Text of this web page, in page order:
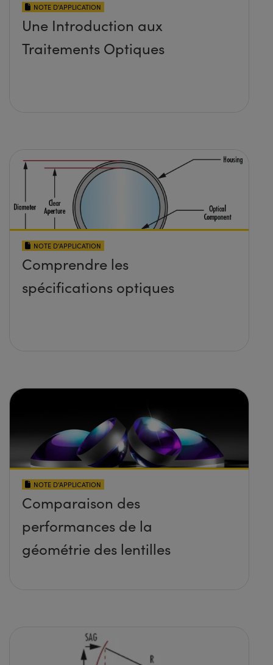
NOTE D’APPLICATION
Une Introduction aux
Traitements Optiques
NOTE D’APPLICATION
Comprendre les
spécifications optiques
NOTE D’APPLICATION
Comparaison des
performances de la
géométrie des lentilles